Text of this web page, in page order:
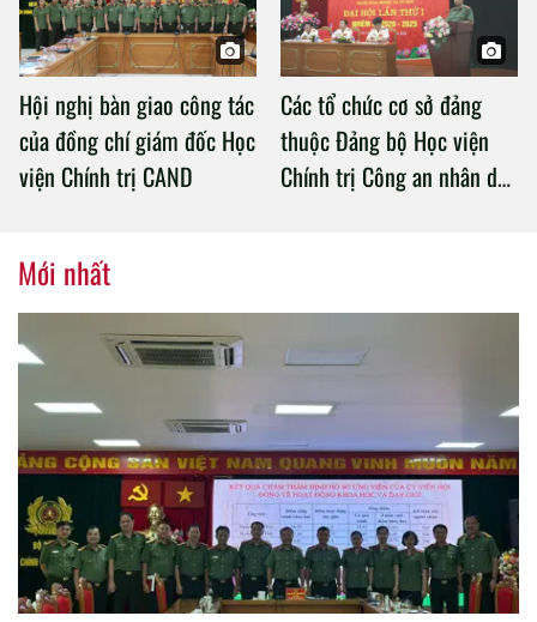
Hội nghị bàn giao công tác
của đồng chí giám đốc Học
viện Chính trị CAND
Các tổ chức cơ sở đảng
thuộc Đảng bộ Học viện
Chính trị Công an nhân dân
Mới nhất